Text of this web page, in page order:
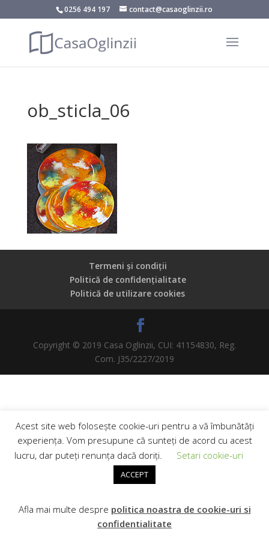
0256 494 197 contact@casaoglinzii.ro
ob_sticla_06
Termeni și condiții
Politică de confidențialitate
Politică de utilizare cookies
Copyright © 2019 Casa Oglinzii, CUI: 41154830, Reg.
Com. J35/2227/2019
Acest site web folosește cookie-uri pentru a vă îmbunătăți
experiența. Vom presupune că sunteți de acord cu acest
lucru, dar puteți renunța dacă doriți.
Setari cookie-uri
ACCEPT
Afla mai multe despre politica noastra de cookie-uri si
confidentialitate